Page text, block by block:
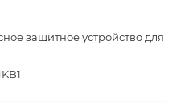
защитное устройство для